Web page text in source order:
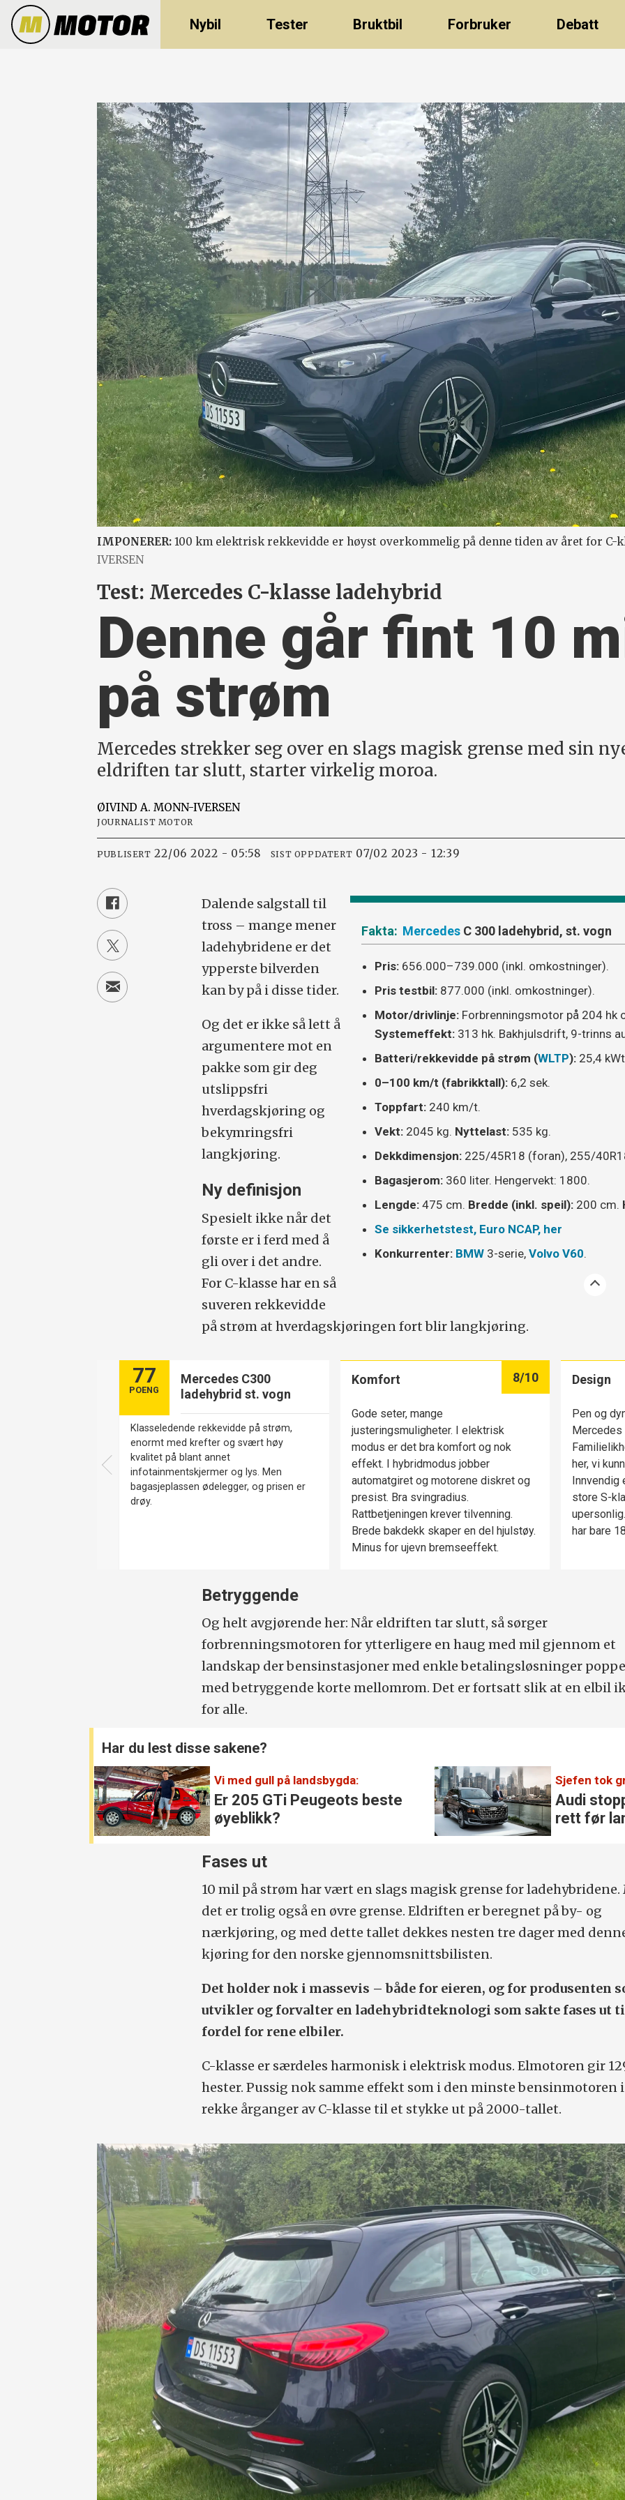
Nybil Tester Bruktbil Forbruker Debatt
IMPONERER: 100 km elektrisk rekkevidde er høyst overkommelig på denne tiden av året for C-
IVERSEN
Test: Mercedes C-klasse ladehybrid
Denne går fint 10
på strøm
Mercedes strekker seg over en slags magisk grense med sin
eldriften tar slutt, starter virkelig moroa.
ØIVIND A. MONN-IVERSEN
JOURNALIST MOTOR
PUBLISERT 22/06 2022 - 05:58 SIST OPPDATERT 07/02 2023 - 12:39
Mercedes C 300 ladehybrid, st. vogn
Pris: 656.000–739.000 (inkl. omkostninger).
Pris testbil: 877.000 (inkl. omkostninger).
Motor/drivlinje: Forbrenningsmotor på 204 hk
Systemeffekt: 313 hk. Bakhjulsdrift, 9-trinns
Batteri/rekkevidde på strøm (WLTP): 25,4
0–100 km/t (fabrikktall): 6,2 sek.
Toppfart: 240 km/t.
Vekt: 2045 kg. Nyttelast: 535 kg.
Dekkdimensjon: 225/45R18 (foran), 255/
Bagasjerom: 360 liter. Hengervekt: 1800.
Lengde:475 cm. Bredde (inkl. speil): 200 cm.
Se sikkerhetstest, Euro NCAP, her
Konkurrenter: BMW 3-serie,Volvo V60.
Dalende salgstall til
tross – mange mener
ladehybridene er det
ypperste bilverden
kan by på i disse tider.
Og det er ikke så lett å
argumentere mot en
pakke som gir deg
utslippsfri
hverdagskjøring og
bekymringsfri
langkjøring.
Ny definisjon
Spesielt ikke når det
første er i ferd med å
gli over i det andre.
For C-klasse har en så
suveren rekkevidde
på strøm at hverdagskjøringen fort blir langkjøring.
Mercedes C300
ladehybrid st. vogn
77
POENG
Klasseledende rekkevidde på strøm,
enormt med krefter og svært høy
kvalitet på blant annet
infotainmentskjermer og lys. Men
bagasjeplassen ødelegger, og prisen er
drøy.
Komfort 8/10
Gode seter, mange
justeringsmuligheter. I elektrisk
modus er det bra komfort og nok
effekt. I hybridmodus jobber
automatgiret og motorene diskret og
presist. Bra svingradius.
Rattbetjeningen krever tilvenning.
Brede bakdekk skaper en del hjulstøy.
Minus for ujevn bremseeffekt.
Design
Pen og
Mercedes
her, vi
Innvendig
store S-
har bare
Betryggende
Og helt avgjørende her: Når eldriften tar slutt, så sørger
forbrenningsmotoren for ytterligere en haug med mil gjennom et
landskap der bensinstasjoner med enkle betalingsløsninger
med betryggende korte mellomrom. Det er fortsatt slik at en elbil
for alle.
Har du lest disse sakene?
Vi med gull på landsbygda:
Er 205 GTi Peugeots beste
øyeblikk?
Sjefen tok
Audi
rett før
Fases ut
10 mil på strøm har vært en slags magisk grense for ladehybridene.
det er trolig også en øvre grense. Eldriften er beregnet på by- og
nærkjøring, og med dette tallet dekkes nesten tre dager med
kjøring for den norske gjennomsnittsbilisten.
Det holder nok i massevis – både for eieren, og for produsenten
utvikler og forvalter en ladehybridteknologi som sakte fases ut
fordel for rene elbiler.
C-klasse er særdeles harmonisk i elektrisk modus. Elmotoren gir
hester. Pussig nok samme effekt som i den minste bensinmotoren
rekke årganger av C-klasse til et stykke ut på 2000-tallet.